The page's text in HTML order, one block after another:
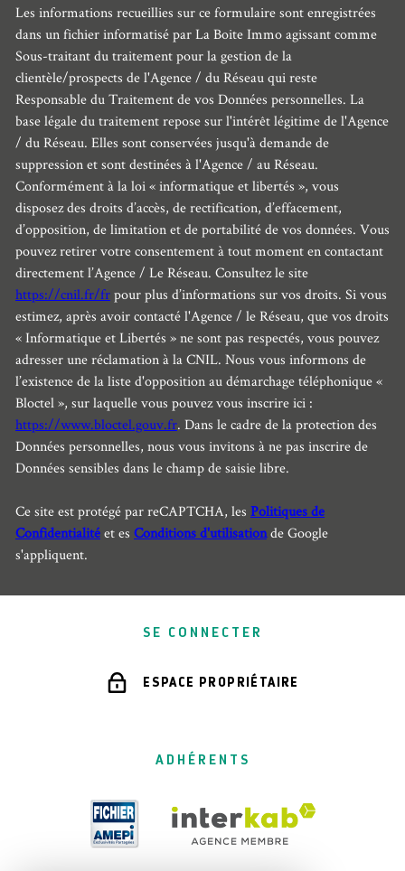
Les informations recueillies sur ce formulaire sont enregistrées
dans un fichier informatisé par La Boite Immo agissant comme
Sous-traitant du traitement pour la gestion de la
clientèle/prospects de l'Agence / du Réseau qui reste
Responsable du Traitement de vos Données personnelles. La
base légale du traitement repose sur l'intérêt légitime de l'Agence
/ du Réseau. Elles sont conservées jusqu'à demande de
suppression et sont destinées à l'Agence / au Réseau.
Conformément à la loi « informatique et libertés », vous
disposez des droits d’accès, de rectification, d’effacement,
d’opposition, de limitation et de portabilité de vos données. Vous
pouvez retirer votre consentement à tout moment en contactant
directement l’Agence / Le Réseau. Consultez le site
https://cnil.fr/frpour plus d’informations sur vos droits. Si vous
estimez, après avoir contacté l'Agence / le Réseau, que vos droits
« Informatique et Libertés » ne sont pas respectés, vous pouvez
adresser une réclamation à la CNIL. Nous vous informons de
l’existence de la liste d'opposition au démarchage téléphonique «
Bloctel », sur laquelle vous pouvez vous inscrire ici :
https://www.bloctel.gouv.fr. Dans le cadre de la protection des
Données personnelles, nous vous invitons à ne pas inscrire de
Données sensibles dans le champ de saisie libre.
Ce site est protégé par reCAPTCHA, les Politiques de
Confidentialitéet es Conditions d'utilisationde Google
s'appliquent.
SE CONNECTER
ESPACE PROPRIÉTAIRE
ADHÉRENTS